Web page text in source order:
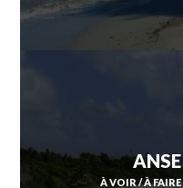
À VOIR / À FAIRE